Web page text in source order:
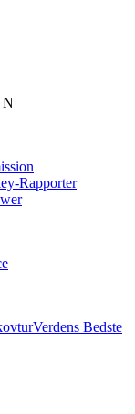
N
Rapporter
Verdens Bedste